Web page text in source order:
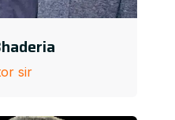
sir